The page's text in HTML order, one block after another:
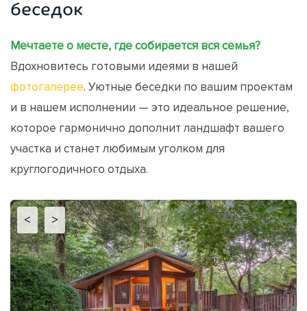
беседок
Мечтаете о месте, где собирается вся семья?
Вдохновитесь готовыми идеями в нашей
фотогалерее. Уютные беседки по вашим проектам
и в нашем исполнении — это идеальное решение,
которое гармонично дополнит ландшафт вашего
участка и станет любимым уголком для
круглогодичного отдыха.
< >